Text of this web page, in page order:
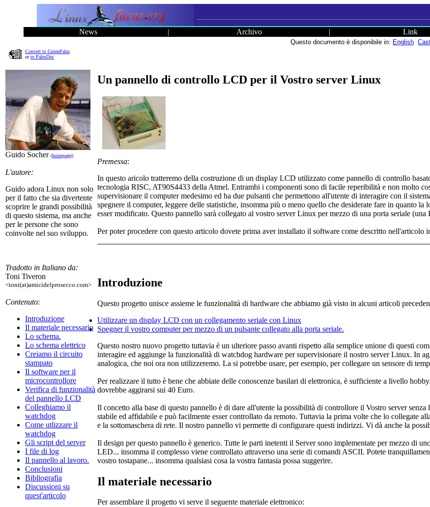
News | Archivo | Link
Questo documento è disponibile in: English
Convert to GutenPalm
orto PalmDoc
Guido Socher (homepage)
L'autore:
Guido adora Linux non solo
per il fatto che sia divertente
scoprire le grandi possibilità
di questo sistema, ma anche
per le persone che sono
coinvolte nel suo sviluppo.
Tradotto in Italiano da:
Toni Tiveron
<toni(at)amicidelprosecco.com>
Contenuto:
Introduzione
Il materiale necessario
Lo schema.
Lo schema elettrico
Creiamo il circuito
stampato
Il software per il
microcontrollore
Verifica di funzionalità
del pannello LCD
Colleghiamo il
watchdog
Come utlizzare il
watchdog
Gli script del server
I file di log
Il pannello al lavoro.
Conclusioni
Bibliografia
Discussioni su
quest'articolo
Un pannello di controllo LCD per il Vostro server Linux
Premessa:
In questo aricolo tratteremo della costruzione di un display LCD utilizzato come pannello di controllo
tecnologia RISC, AT90S4433 della Atmel. Entrambi i componenti sono di facile reperibilità e non molto
supervisionare il computer medesimo ed ha due pulsanti che permettono all'utente di interagire con il
spegnere il computer, leggere delle statistiche, insomma più o meno quello che desiderate fare in quanto
esser modificato. Questo pannello sarà collegato al vostro server Linux per mezzo di una porta seriale (una
Per poter procedere con questo articolo dovete prima aver installato il software come descritto nell'articolo
Introduzione
Questo progetto unisce assieme le funzionalità di hardware che abbiamo già visto in alcuni articoli
Utilizzare un display LCD con un collegamento seriale con Linux
Spegner il vostro computer per mezzo di un pulsante collegato alla porta seriale.
Questo nostro nuovo progetto tuttavia è un ulteriore passo avanti rispetto alla semplice unione di questi
interagire ed aggiunge la funzionalità di watchdog hardware per supervisionare il nostro server Linux. In
analogica, che noi ora non utilizzeremo. La si potrebbe usare, per esempio, per collegare un sensore di
Per realizzare il tutto è bene che abbiate delle conoscenze basilari di elettronica, è sufficiente a livello
dovrebbe aggirarsi sui 40 Euro.
Il concetto alla base di questo pannello è di dare all'utente la possibilità di controllore il Vostro server
stabile ed affidabile e può facilmente esser controllato da remoto. Tuttavia la prima volte che lo collegate
e la sottomaschera di rete. Il nostro pannello vi permette di configurare questi indirizzi. Vi dà anche la
Il design per questo pannello è generico. Tutte le parti inetenti il Server sono implementate per mezzo di
LED... insomma il complesso viene controllato attraverso una serie di comandi ASCII. Potete
vostro tostapane... insomma qualsiasi cosa la vostra fantasia possa suggerire.
Il materiale necessario
Per assemblare il progetto vi serve il seguente materiale elettronico: